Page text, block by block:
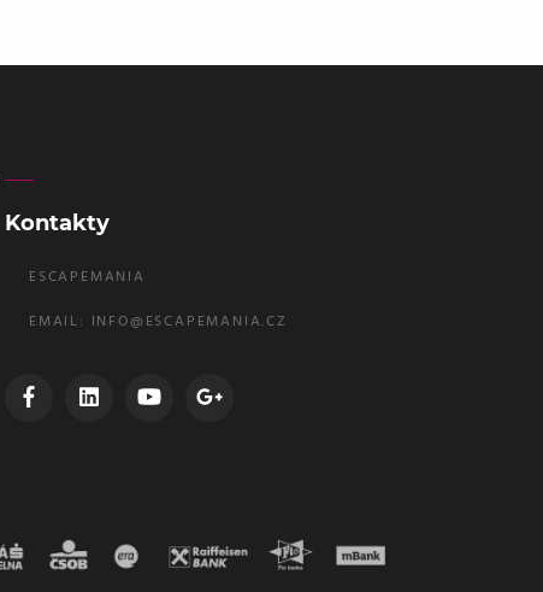
Kontakty
ESCAPEMANIA
EMAIL: INFO@ESCAPEMANIA.CZ